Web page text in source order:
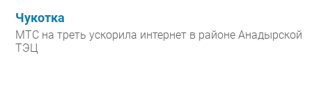
Чукотка
МТС на треть ускорила интернет в районе Анадырской
ТЭЦ